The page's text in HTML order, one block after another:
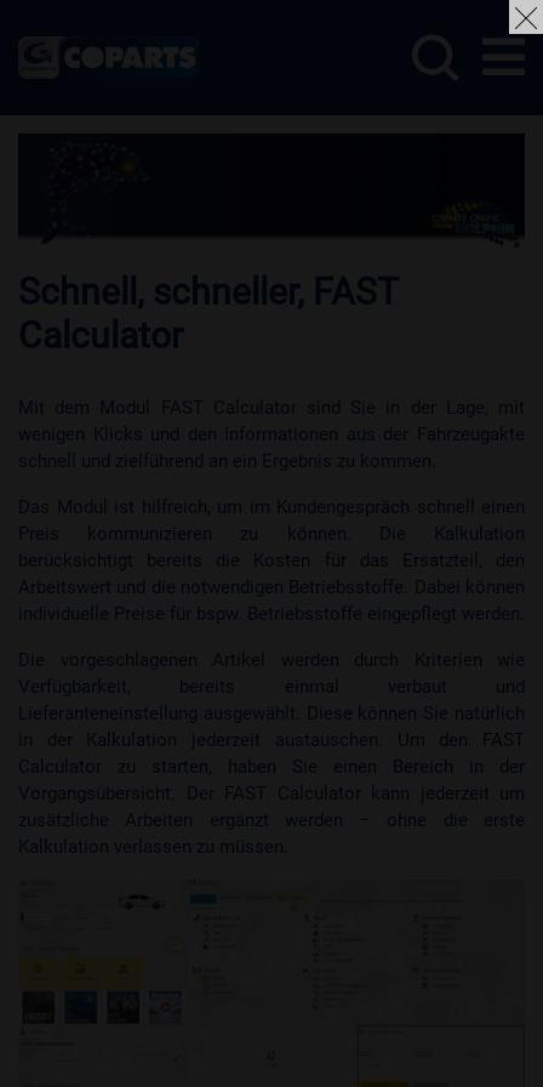
Schnell, schneller, FAST
Calculator
Mit dem Modul FAST Calculator sind Sie in der Lage, mit
wenigen Klicks und den Informationen aus der Fahrzeugakte
schnell und zielführend an ein Ergebnis zu kommen.
Das Modul ist hilfreich, um im Kundengespräch schnell einen
Preis kommunizieren zu können. Die Kalkulation
berücksichtigt bereits die Kosten für das Ersatzteil, den
Arbeitswert und die notwendigen Betriebsstoffe. Dabei können
individuelle Preise für bspw. Betriebsstoffe eingepflegt werden.
Die vorgeschlagenen Artikel werden durch Kriterien wie
Verfügbarkeit, bereits einmal verbaut und
Lieferanteneinstellung ausgewählt. Diese können Sie natürlich
in der Kalkulation jederzeit austauschen. Um den FAST
Calculator zu starten, haben Sie einen Bereich in der
Vorgangsübersicht. Der FAST Calculator kann jederzeit um
zusätzliche Arbeiten ergänzt werden – ohne die erste
Kalkulation verlassen zu müssen.